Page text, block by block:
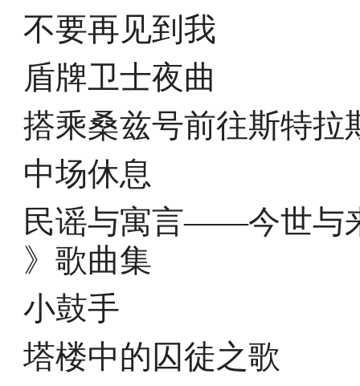
不要再见到我
盾牌卫士夜曲
搭乘桑兹号前往斯特拉
中场休息
民谣与寓言——今世与
》歌曲集
小鼓手
塔楼中的囚徒之歌